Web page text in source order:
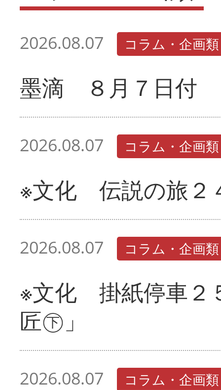
2026.08.07 コラム・企画類
墨滴 ８月７日付
2026.08.07 コラム・企画類
※文化 伝説の旅２
2026.08.07 コラム・企画類
※文化 掛紙停車２
匠㊦」
2026.08.07 コラム・企画類